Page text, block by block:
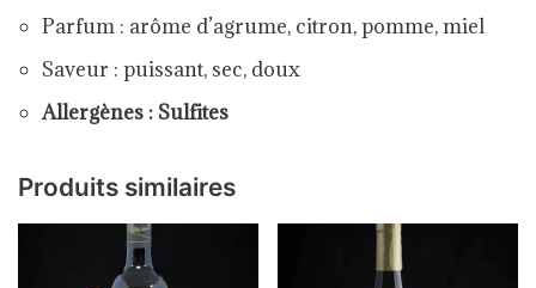
Parfum : arôme d’agrume, citron, pomme, miel
Saveur : puissant, sec, doux
Allergènes : Sulfites
Produits similaires